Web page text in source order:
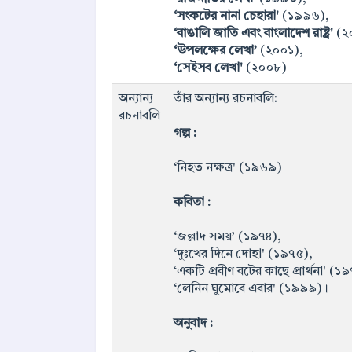
‘সংকটের নানা চেহারা' (১৯৯৬),
‘বাঙালি জাতি এবং বাংলাদেশ রাষ্ট্র'
‘উপলক্ষের লেখা’ (২০০১),
‘সেইসব লেখা' (২০০৮)
অন্যান্য
রচনাবলি
তাঁর অন্যান্য রচনাবলি:
গল্প :
‘নিহত নক্ষত্র' (১৯৬৯)
কবিতা :
‘জল্লাদ সময়’ (১৯৭৪),
‘দুঃখের দিনে দোহা' (১৯৭৫),
‘একটি প্রবীণ বটের কাছে প্রার্থনা'
‘লেনিন ঘুমোবে এবার' (১৯৯৯)।
অনুবাদ :